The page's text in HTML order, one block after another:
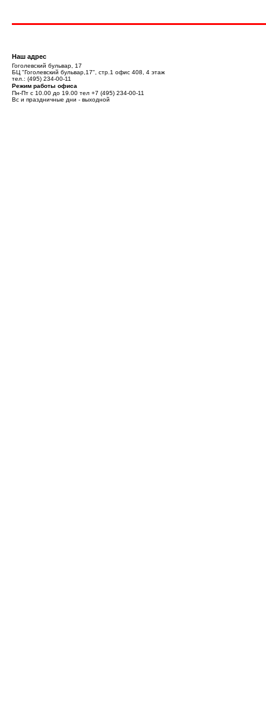
Наш адрес
Гоголевский бульвар, 17
БЦ "Гоголевский бульвар,17", стр.1 офис 408, 4 этаж
тел.: (495) 234-00-11
Режим работы офиса
Пн-Пт с 10.00 до 19.00 тел +7 (495) 234-00-11
Вс и праздничные дни - выходной